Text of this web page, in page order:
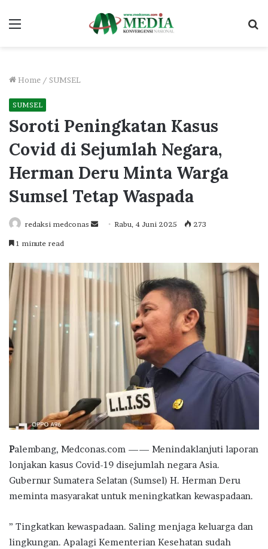
Menu
Home / SUMSEL
SUMSEL
Soroti Peningkatan Kasus
Covid di Sejumlah Negara,
Herman Deru Minta Warga
Sumsel Tetap Waspada
redaksi medconas
SendRabu, 4 Juni 2025 273
1 minute read
Palembang, Medconas.com —— Menindaklanjuti laporan
lonjakan kasus Covid-19 disejumlah negara Asia.
Gubernur Sumatera Selatan (Sumsel) H. Herman Deru
meminta masyarakat untuk meningkatkan kewaspadaan.
” Tingkatkan kewaspadaan. Saling menjaga keluarga dan
lingkungan. Apalagi Kementerian Kesehatan sudah